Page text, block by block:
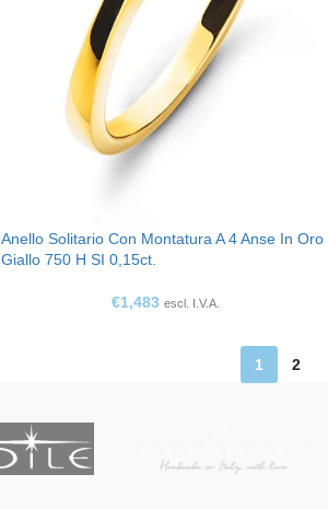
Anello Solitario Con Montatura A 4 Anse In Oro
Giallo 750 H SI 0,15ct.
€1,483 escl. I.V.A.
1 2